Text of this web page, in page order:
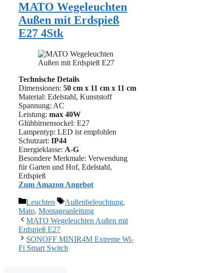
MATO Wegeleuchten
Außen mit Erdspieß
E27 4Stk
Technische Details
Dimensionen: 50 cm x 11 cm x 11 cm
Material: ‎Edelstahl, Kunststoff
Spannung: AC
Leistung: max 40W
Glühbirnensockel: E27
Lampentyp: LED ist empfohlen
Schutzart: IP44
Energieklasse: A-G
Besondere Merkmale: Verwendung
für Garten und Hof, Edelstahl,
Erdspieß
Zum Amazon Angebot
Kategorien
Leuchten Schlagwörter
Außenbeleuchtung,
Mato, Montageanleitung
MATO Wegeleuchten Außen mit
Erdspieß E27
SONOFF MINIR4M Extreme Wi-
Fi Smart Switch